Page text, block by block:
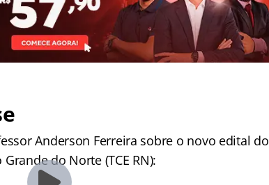
Anderson Ferreira sobre o novo edital do
do Norte (TCE RN):